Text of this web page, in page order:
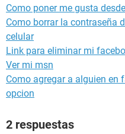
Como poner me gusta
Como borrar la contraseña
celular
Link para eliminar mi
Ver mi msn
Como agregar a alguien en
opcion
2 respuestas